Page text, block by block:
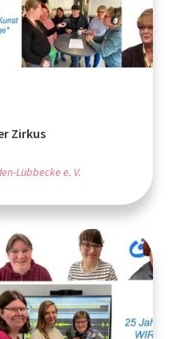
Zirkus
Lübbecke e. V.